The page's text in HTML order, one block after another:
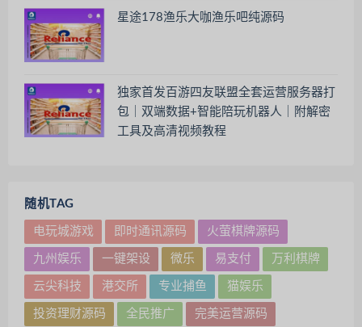
星途178渔乐大咖渔乐吧纯源码
独家首发百游四友联盟全套运营服务器打
包｜双端数据+智能陪玩机器人｜附解密
工具及高清视频教程
随机TAG
电玩城游戏 即时通讯源码 火萤棋牌源码
九州娱乐 一键架设 微乐 易支付 万利棋牌
云尖科技 港交所 专业捕鱼 猫娱乐
投资理财源码 全民推广 完美运营源码